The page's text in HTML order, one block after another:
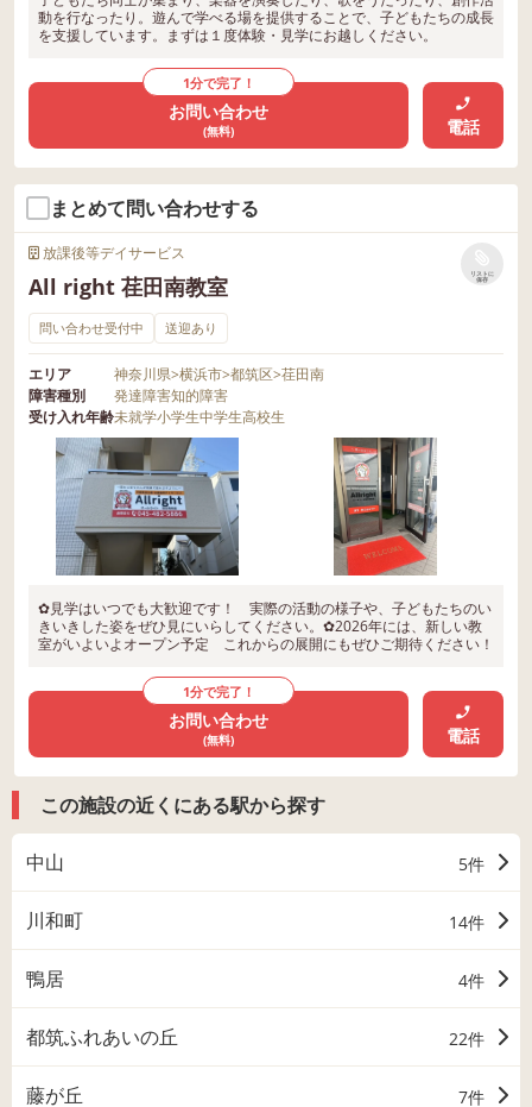
動を行なったり。遊んで学べる場を提供することで、子どもたちの成長
を支援しています。まずは１度体験・見学にお越しください。
1分で完了！
お問い合わせ
(無料) 電話
まとめて問い合わせする
放課後等デイサービス
All right 荏田南教室
リストに
保存
問い合わせ受付中 送迎あり
エリア 神奈川県>横浜市>都筑区>荏田南
障害種別
発達障害知的障害
受け入れ年齢未就学小学生中学生高校生
✿見学はいつでも大歓迎です！ 実際の活動の様子や、子どもたちのい
きいきした姿をぜひ見にいらしてください。✿2026年には、新しい教
室がいよいよオープン予定 これからの展開にもぜひご期待ください！
1分で完了！
お問い合わせ
(無料) 電話
この施設の近くにある駅から探す
中山 5件
川和町 14件
鴨居 4件
都筑ふれあいの丘 22件
藤が丘 7件